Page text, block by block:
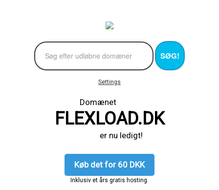
SØG!
Settings
Domænet
FLEXLOAD.DK
er nu ledigt!
Køb det for 60 DKK
Inklusiv et års gratis hosting.